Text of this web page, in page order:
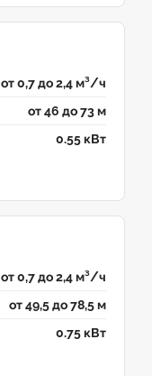
от 0,7 до 2,4 м³/ч
от 46 до 73 м
0.55 кВт
от 0,7 до 2,4 м³/ч
от 49,5 до 78,5 м
0.75 кВт